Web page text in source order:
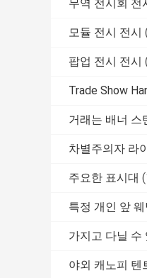
무역 전시회 전
모듈 전시 전시
팝업 전시 전시
Trade Show
거래는 배너 스
차별주의자 라
주요한 표시대
특정 개인 앞
가지고 다닐 수
야외 캐노피 텐